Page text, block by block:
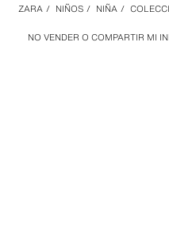
NO VENDER O COMPARTIR MI
ZARA / NIÑOS / NIÑA /